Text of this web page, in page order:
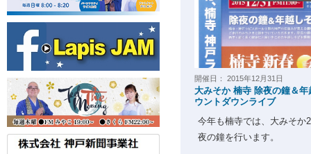
開催日： 2015年12月31日
大みそか 楠寺 除夜の鐘＆
ウントダウンライブ
今年も楠寺では、大みそか
夜の鐘を行い